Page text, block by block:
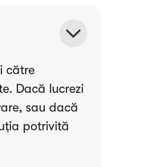
către
Dacă lucrezi
sau dacă
potrivită